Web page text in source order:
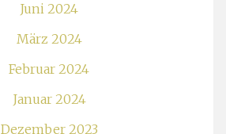
Juni 2024
März 2024
Februar 2024
Januar 2024
Dezember 2023